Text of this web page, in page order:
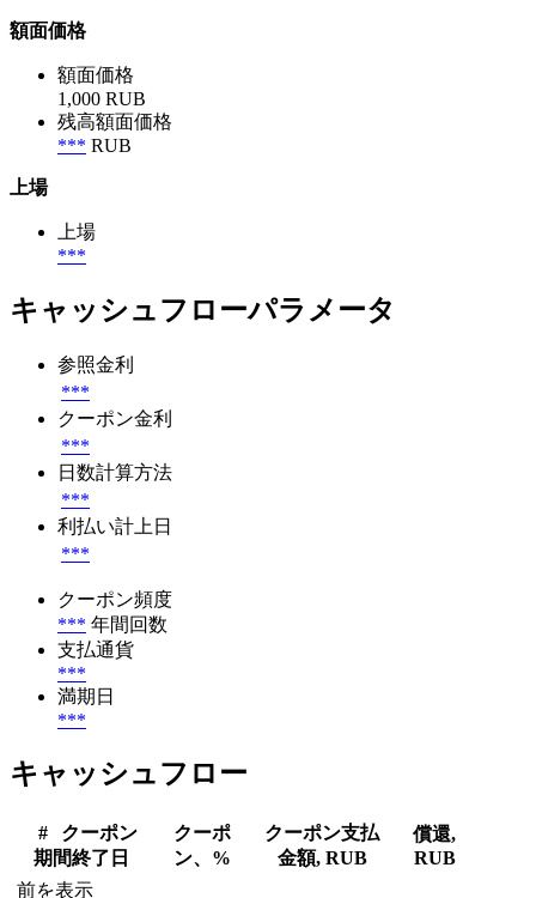
額面価格
額面価格
1,000 RUB
残高額面価格
*** RUB
上場
上場
***
キャッシュフローパラメータ
参照金利
***
クーポン金利
***
日数計算方法
***
利払い計上日
***
クーポン頻度
*** 年間回数
支払通貨
***
満期日
***
キャッシュフロー
#
クーポン
期間終了日
クーポ
ン、%
クーポン支払
金額, RUB
償還,
RUB
前を表示